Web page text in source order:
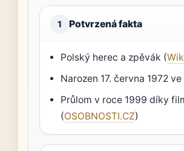
1 Potvrzená fakta
Polský herec a zpěvák (
Narozen 17. června 1972
Průlom v roce 1999 díky
(OSOBNOSTI.CZ)